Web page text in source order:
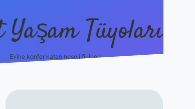
Yaşam Tüyoları
Evine konfor katan neşeli fikirler!
ilbet canlı maç izle